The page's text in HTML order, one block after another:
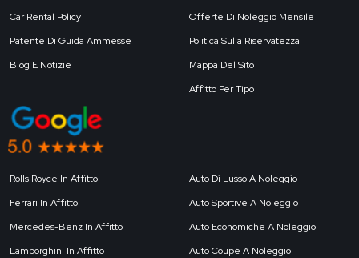
Car Rental Policy
Patente Di Guida Ammesse
Blog E Notizie
Offerte Di Noleggio Mensile
Politica Sulla Riservatezza
Mappa Del Sito
Affitto Per Tipo
Rolls Royce In Affitto
Ferrari In Affitto
Mercedes-Benz In Affitto
Lamborghini In Affitto
Auto Di Lusso A Noleggio
Auto Sportive A Noleggio
Auto Economiche A Noleggio
Auto Coupé A Noleggio